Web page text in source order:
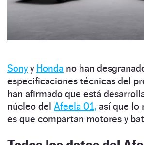
Sonyy Honda no han
especificaciones técnicas del
han afirmado que está
núcleo del Afeela 01, así que lo
es que compartan motores y